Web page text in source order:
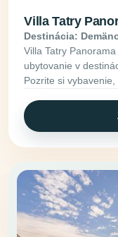
Villa Tatry
Destinácia:
Villa Tatry
ubytovanie v
Pozrite si